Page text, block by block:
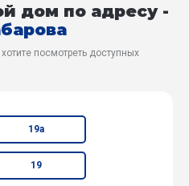
дом по адресу -
посмотреть доступных
19а
19